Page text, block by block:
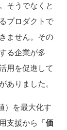
そうでなくと
プロダクトで
ません。その
る企業が多
用を促進して
りました。
）を最大化す
支援から「価